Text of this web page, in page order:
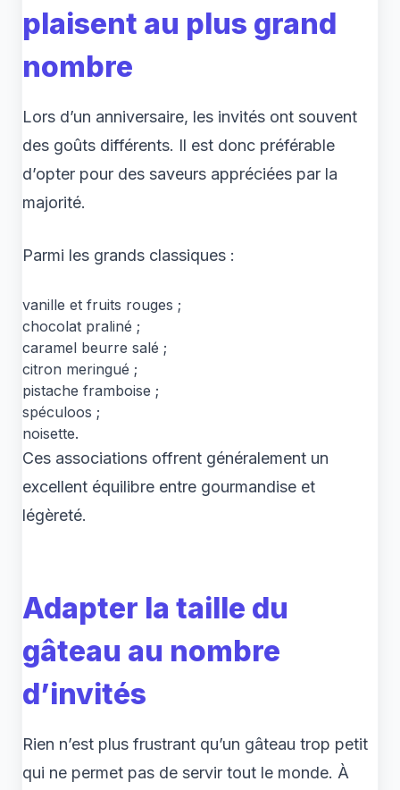
plaisent au plus grand
nombre
Lors d’un anniversaire, les invités ont souvent
des goûts différents. Il est donc préférable
d’opter pour des saveurs appréciées par la
majorité.
Parmi les grands classiques :
vanille et fruits rouges ;
chocolat praliné ;
caramel beurre salé ;
citron meringué ;
pistache framboise ;
spéculoos ;
noisette.
Ces associations offrent généralement un
excellent équilibre entre gourmandise et
légèreté.
Adapter la taille du
gâteau au nombre
d’invités
Rien n’est plus frustrant qu’un gâteau trop petit
qui ne permet pas de servir tout le monde. À